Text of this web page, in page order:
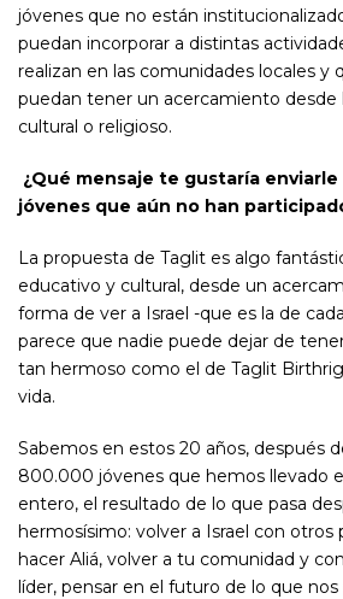
jóvenes que no están
puedan incorporar a distintas
realizan en las comunidades locales y
puedan tener un acercamiento desde
cultural o religioso.
¿Qué mensaje te gustaría enviarle
jóvenes que aún no han
La propuesta de Taglit es algo
educativo y cultural, desde un
forma de ver a Israel -que es la de
parece que nadie puede dejar de
tan hermoso como el de Taglit
vida.
Sabemos en estos 20 años, después
800.000 jóvenes que hemos llevado
entero, el resultado de lo que pasa
hermosísimo: volver a Israel con otros
hacer Aliá, volver a tu comunidad y
líder, pensar en el futuro de lo que